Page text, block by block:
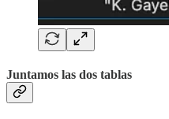
Juntamos las dos tablas